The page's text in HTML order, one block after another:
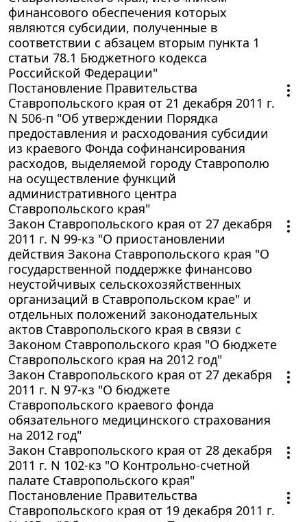
финансового обеспечения которых
являются субсидии, полученные в
соответствии с абзацем вторым пункта 1
статьи 78.1 Бюджетного кодекса
Российской Федерации"
Постановление Правительства
Ставропольского края от 21 декабря 2011 г.
N 506-п "Об утверждении Порядка
предоставления и расходования субсидии
из краевого Фонда софинансирования
расходов, выделяемой городу Ставрополю
на осуществление функций
административного центра
Ставропольского края"
Закон Ставропольского края от 27 декабря
2011 г. N 99-кз "О приостановлении
действия Закона Ставропольского края "О
государственной поддержке финансово
неустойчивых сельскохозяйственных
организаций в Ставропольском крае" и
отдельных положений законодательных
актов Ставропольского края в связи с
Законом Ставропольского края "О бюджете
Ставропольского края на 2012 год"
Закон Ставропольского края от 27 декабря
2011 г. N 97-кз "О бюджете
Ставропольского краевого фонда
обязательного медицинского страхования
на 2012 год"
Закон Ставропольского края от 28 декабря
2011 г. N 102-кз "О Контрольно-счетной
палате Ставропольского края"
Постановление Правительства
Ставропольского края от 19 декабря 2011 г.